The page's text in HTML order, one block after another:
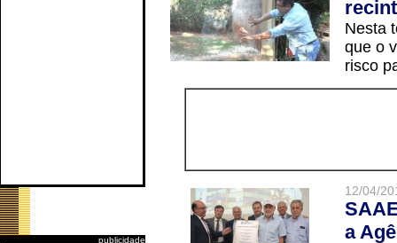
publicidade
Nesta
que o
risco
12/04/
a